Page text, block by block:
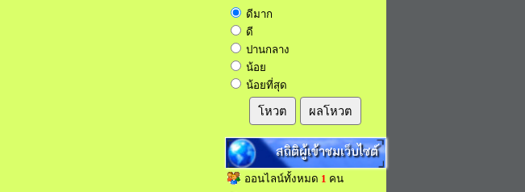
ดีมาก
ดี
ปานกลาง
น้อย
น้อยที่สุด
โหวต ผลโหวต
สถิติผู้เข้าชมเว็บไซต์
ออนไลน์ทั้งหมด 1 คน